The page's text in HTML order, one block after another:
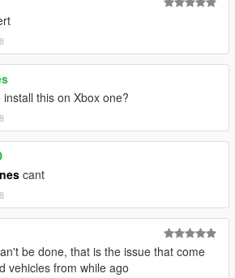
install this on Xbox one?
cant
be done, that is the issue that come
vehicles from while ago